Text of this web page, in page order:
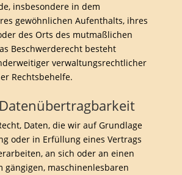
insbesondere in dem
gewöhnlichen Aufenthalts, ihres
des Orts des mutmaßlichen
Beschwerderecht besteht
verwaltungsrechtlicher
Rechtsbehelfe.
Daten, die wir auf Grundlage
oder in Erfüllung eines Vertrags
an sich oder an einen
gängigen, maschinenlesbaren